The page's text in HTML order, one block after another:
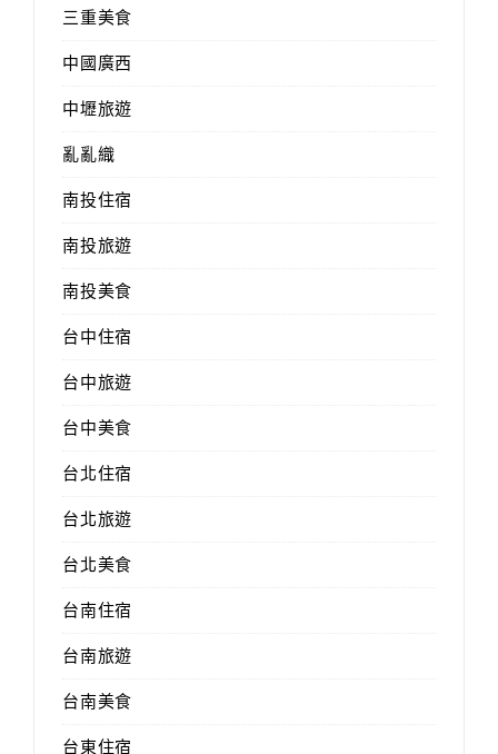
三重美食
中國廣西
中壢旅遊
亂亂織
南投住宿
南投旅遊
南投美食
台中住宿
台中旅遊
台中美食
台北住宿
台北旅遊
台北美食
台南住宿
台南旅遊
台南美食
台東住宿